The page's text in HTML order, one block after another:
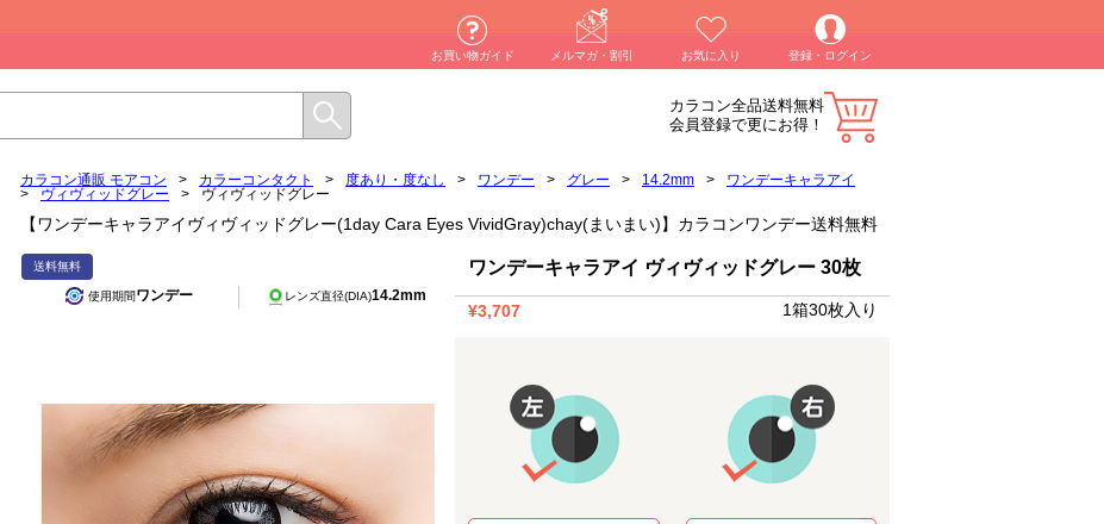
お買い物ガイド メルマガ・割引 お気に入り 登録・ログイン
カラコン全品送料無料
会員登録で更にお得！
カラコン通販 モアコン > カラーコンタクト > 度あり・度なし > ワンデー > グレー > 14.2mm >
ワンデーキャラアイ
>
ヴィヴィッドグレー > ヴィヴィッドグレー
【ワンデーキャラアイヴィヴィッドグレー(1day Cara Eyes VividGray)chay(まいまい)】カラコンワンデー送料無料
送料無料
使用期間ワンデー レンズ直径(DIA)14.2mm
ワンデーキャラアイ ヴィヴィッドグレー 30枚
¥3,707 1箱30枚入り